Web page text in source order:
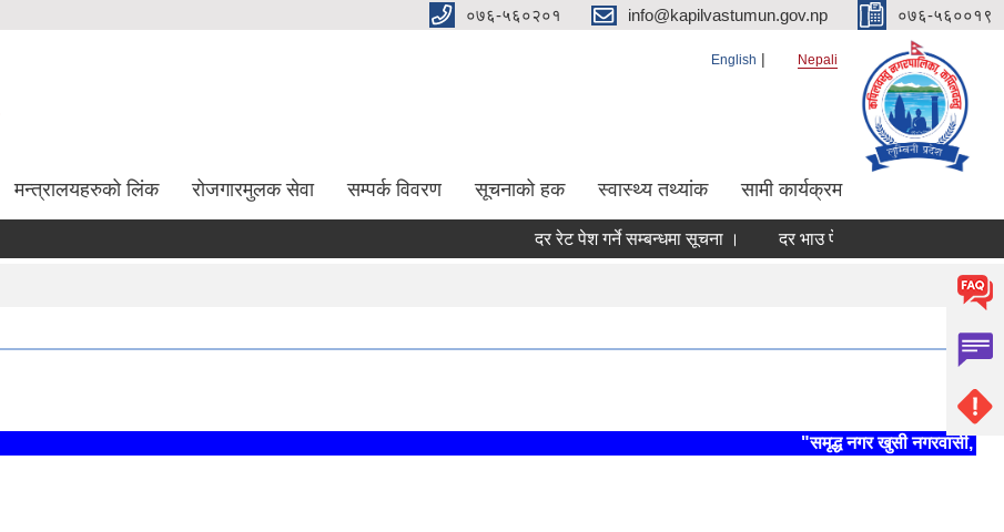
०७६-५६०२०१ info@kapilvastumun.gov.np ०७६-५६००१९
English Nepali
मन्त्रालयहरुको लिंक रोजगारमुलक सेवा सम्पर्क विवरण सूचनाको हक स्वास्थ्य तथ्यांक सामी कार्यक्रम
दर रेट पेश गर्ने सम्बन्धमा सूचना । दर भाउ पेश गर्ने सम्बन्धमा ।
"समृद्ध नगर खुसी नगरवासी, स्थिर र